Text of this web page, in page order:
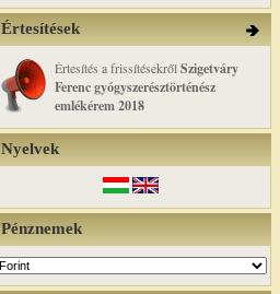
Értesítések
Értesítés a frissítésekről Szigetváry
Ferenc gyógyszerésztörténész
emlékérem 2018
Nyelvek
Pénznemek